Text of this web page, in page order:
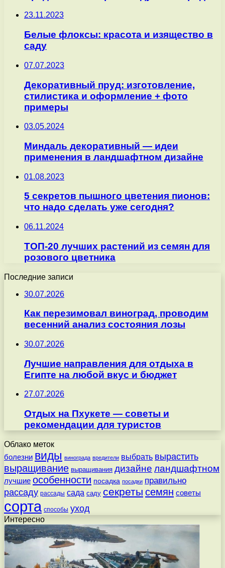
23.11.2023
Белые флоксы: красота и изящество в
саду
07.07.2023
Декоративный пруд: изготовление,
стилистика и оформление + фото
примеры
03.05.2024
Миндаль декоративный — идеи
применения в ландшафтном дизайне
01.08.2023
5 секретов пышного цветения пионов:
что надо сделать уже сегодня?
06.11.2024
ТОП-20 лучших растений из семян для
розового цветника
Последние записи
30.07.2026
Как перезимовал виноград, проводим
весенний анализ состояния лозы
30.07.2026
Лучшие направления для отдыха в
Египте на любой вкус и бюджет
27.07.2026
Отдых на Пхукете — советы и
рекомендации для туристов
Облако меток
болезни виды винограда вредители выбрать вырастить
выращивание выращивания дизайне ландшафтном
лучшие особенности посадка посадки правильно
рассаду рассады сада саду секреты семян советы
сорта способы уход
Интересно